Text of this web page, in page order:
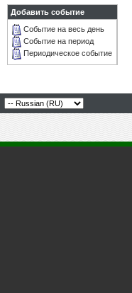
Добавить событие
Событие на весь день
Событие на период
Периодическое событие